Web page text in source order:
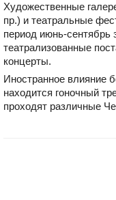
Художественные
пр.) и театральные
период июнь-сентябрь
театрализованные
концерты.
Иностранное влияние
находится гоночный
проходят различные